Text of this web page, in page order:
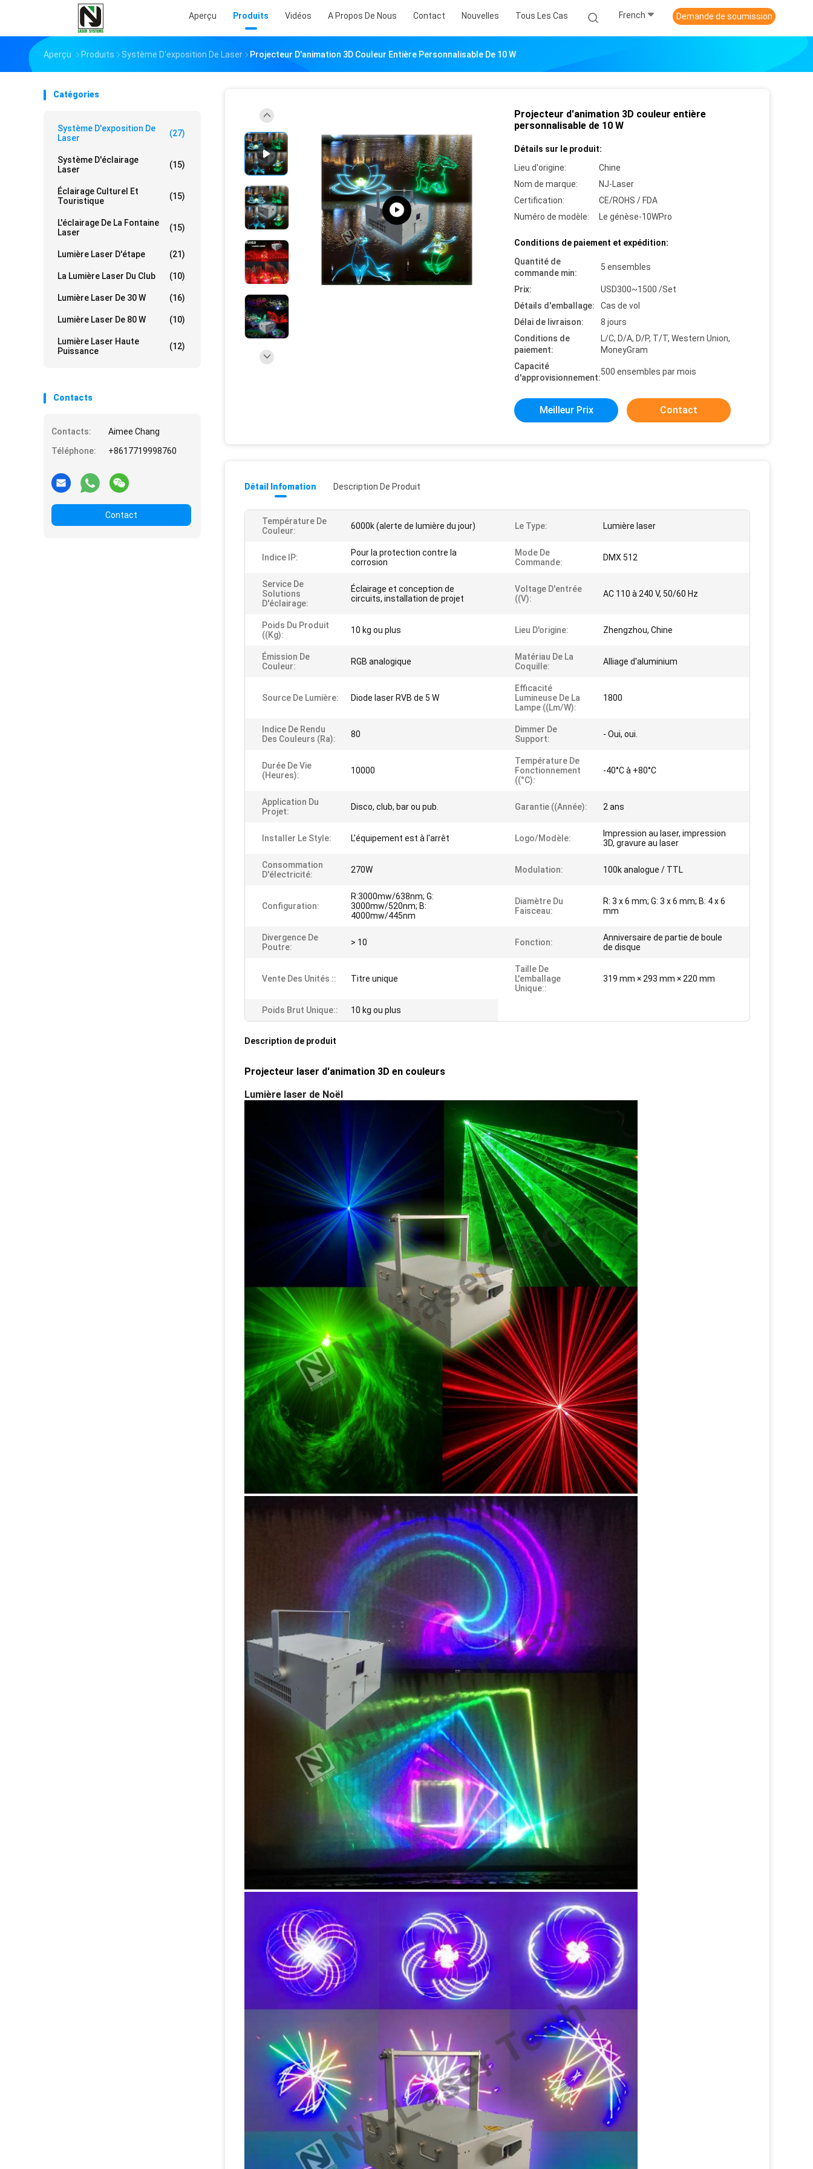
Aperçu Produits Vidéos A Propos De Nous Contact Nouvelles Tous Les Cas French Demande de soumission
Aperçu Produits Système D'exposition De Laser Projecteur D'animation 3D Couleur Entière Personnalisable De 10 W
Catégories
Système D'exposition De
Laser
(27)
Système D'éclairage
Laser
(15)
Éclairage Culturel Et
Touristique
(15)
L'éclairage De La Fontaine
Laser
(15)
Lumière Laser D'étape (21)
La Lumière Laser Du Club (10)
Lumière Laser De 30 W (16)
Lumière Laser De 80 W (10)
Lumière Laser Haute
Puissance
(12)
Contacts
Contacts:
Aimee Chang
Téléphone:
+8617719998760
Contact
Projecteur d'animation 3D couleur entière
personnalisable de 10 W
Détails sur le produit:
Lieu d'origine:
Chine
Nom de marque:
NJ-Laser
Certification:
CE/ROHS / FDA
Numéro de modèle:
Le génèse-10WPro
Conditions de paiement et expédition:
Quantité de
commande min:
5 ensembles
Prix:
USD300~1500 /Set
Détails d'emballage:
Cas de vol
Délai de livraison:
8 jours
Conditions de
paiement:
L/C, D/A, D/P, T/T, Western Union,
MoneyGram
Capacité
d'approvisionnement:
500 ensembles par mois
Meilleur Prix Contact
Détail Infomation Description De Produit
Température De
Couleur:
6000k (alerte de lumière du jour) Le Type: Lumière laser
Indice IP:
Pour la protection contre la
corrosion
Mode De
Commande:
DMX 512
Service De
Solutions
D'éclairage:
Éclairage et conception de
circuits, installation de projet
Voltage D'entrée
((V):
AC 110 à 240 V, 50/60 Hz
Poids Du Produit
((kg):
10 kg ou plus Lieu D'origine: Zhengzhou, Chine
Émission De
Couleur:
RGB analogique
Matériau De La
Coquille:
Alliage d'aluminium
Source De Lumière: Diode laser RVB de 5 W
Efficacité
Lumineuse De La
Lampe ((lm/w):
1800
Indice De Rendu
Des Couleurs (Ra):
80
Dimmer De
Support:
- Oui, oui.
Durée De Vie
(heures):
10000
Température De
Fonctionnement
((°C):
-40°C à +80°C
Application Du
Projet:
Disco, club, bar ou pub. Garantie ((Année): 2 ans
Installer Le Style: L'équipement est à l'arrêt Logo/modèle:
Impression au laser, impression
3D, gravure au laser
Consommation
D'électricité:
270W Modulation: 100k analogue / TTL
Configuration:
R:3000mw/638nm; G:
3000mw/520nm; B:
4000mw/445nm
Diamètre Du
Faisceau:
R: 3 x 6 mm; G: 3 x 6 mm; B: 4 x 6
mm
Divergence De
Poutre:
> 10 Fonction:
Anniversaire de partie de boule
de disque
Vente Des Unités :: Titre unique
Taille De
L'emballage
Unique::
319 mm × 293 mm × 220 mm
Poids Brut Unique:: 10 kg ou plus
Description de produit
Projecteur laser d'animation 3D en couleurs
Lumière laser de Noël